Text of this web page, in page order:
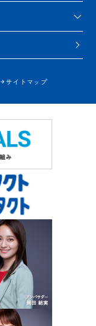
サイトマップ